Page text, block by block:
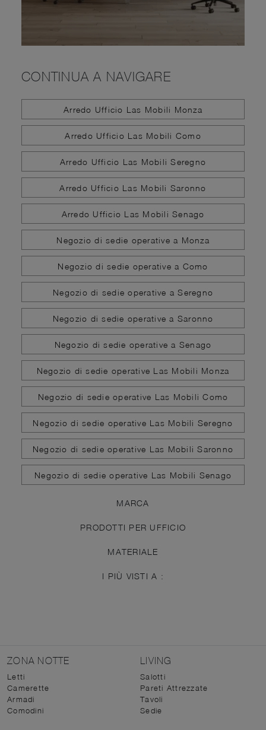
CONTINUA A NAVIGARE
Arredo Ufficio Las Mobili Monza
Arredo Ufficio Las Mobili Como
Arredo Ufficio Las Mobili Seregno
Arredo Ufficio Las Mobili Saronno
Arredo Ufficio Las Mobili Senago
Negozio di sedie operative a Monza
Negozio di sedie operative a Como
Negozio di sedie operative a Seregno
Negozio di sedie operative a Saronno
Negozio di sedie operative a Senago
Negozio di sedie operative Las Mobili Monza
Negozio di sedie operative Las Mobili Como
Negozio di sedie operative Las Mobili Seregno
Negozio di sedie operative Las Mobili Saronno
Negozio di sedie operative Las Mobili Senago
MARCA
PRODOTTI PER UFFICIO
MATERIALE
I PIÙ VISTI A :
ZONA NOTTE
Letti
Camerette
Armadi
Comodini
LIVING
Salotti
Pareti Attrezzate
Tavoli
Sedie